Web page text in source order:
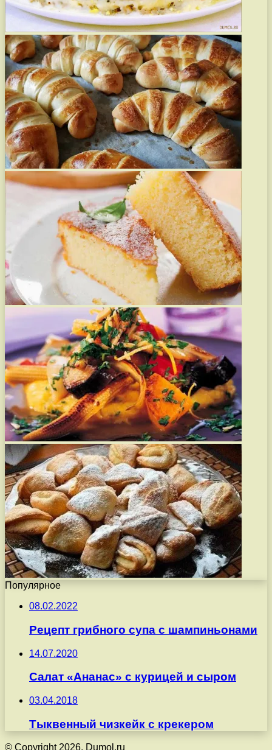
Популярное
08.02.2022
Рецепт грибного супа с шампиньонами
14.07.2020
Салат «Ананас» с курицей и сыром
03.04.2018
Тыквенный чизкейк с крекером
© Copyright 2026, Dumol.ru